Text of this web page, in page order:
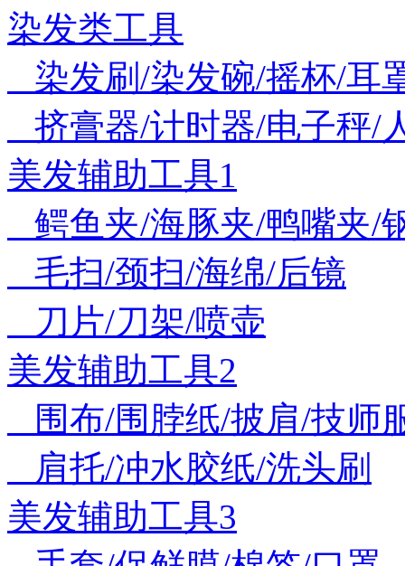
染发类工具
染发刷/染发碗/摇杯/耳
挤膏器/计时器/电子秤/
美发辅助工具1
鳄鱼夹/海豚夹/鸭嘴夹/
毛扫/颈扫/海绵/后镜
刀片/刀架/喷壶
美发辅助工具2
围布/围脖纸/披肩/技师
肩托/冲水胶纸/洗头刷
美发辅助工具3